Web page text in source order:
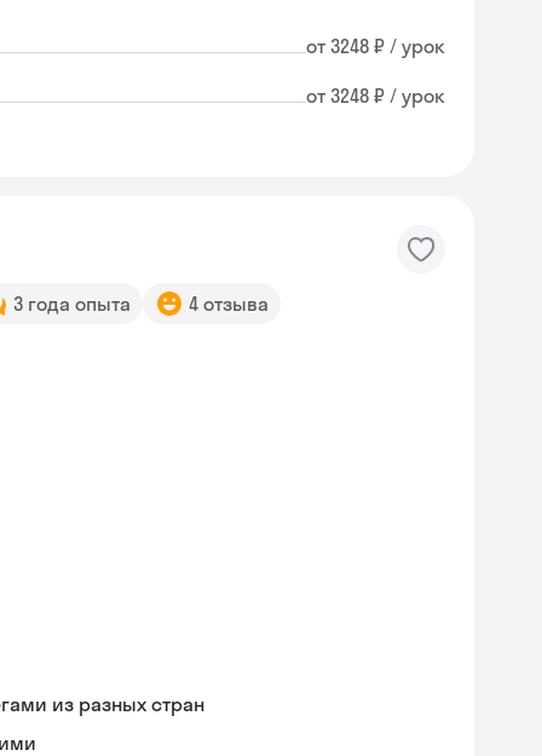
от 3248 ₽ / урок
от 3248 ₽ / урок
3 года опыта 4 отзыва
из разных стран